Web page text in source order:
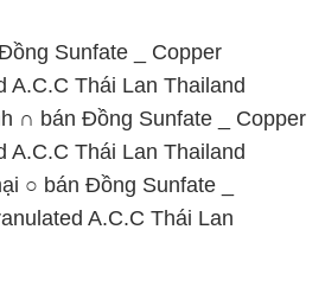
Sunfate _ Copper
A.C.C Thái Lan Thailand
∩ bán Đồng Sunfate _ Copper
A.C.C Thái Lan Thailand
○ bán Đồng Sunfate _
A.C.C Thái Lan